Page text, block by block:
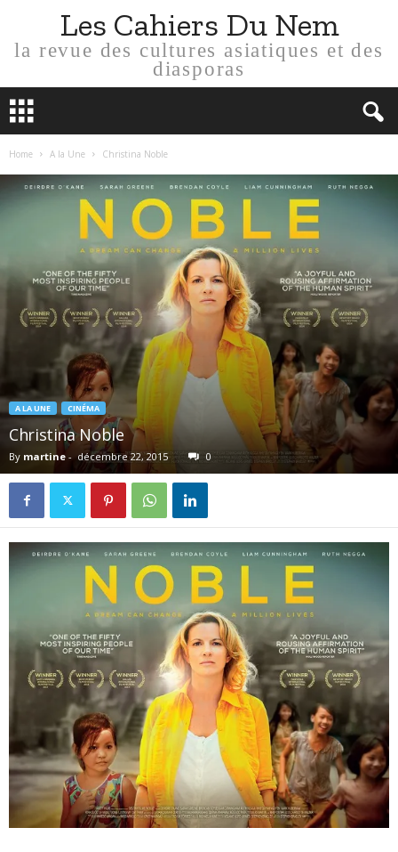
Les Cahiers Du Nem
la revue des cultures asiatiques et des
diasporas
Home A la Une Christina Noble
A LA UNE CINÉMA
Christina Noble
By martine - décembre 22, 2015 0